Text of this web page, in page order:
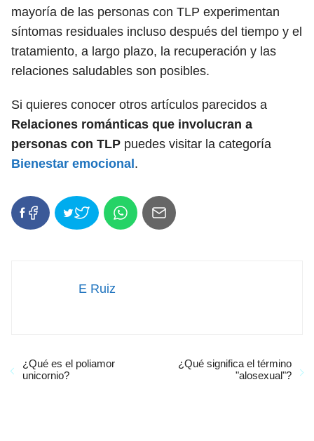
mayoría de las personas con TLP experimentan
síntomas residuales incluso después del tiempo y el
tratamiento, a largo plazo, la recuperación y las
relaciones saludables son posibles.
Si quieres conocer otros artículos parecidos a
Relaciones románticas que involucran a
personas con TLP puedes visitar la categoría
Bienestar emocional .
E Ruiz
¿Qué es el poliamor
unicornio?
¿Qué significa el término
"alosexual"?